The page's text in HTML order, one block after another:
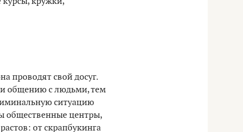
проводят свой досуг.
общению с людьми, тем
ситуацию
общественные центры,
от скрапбукинга